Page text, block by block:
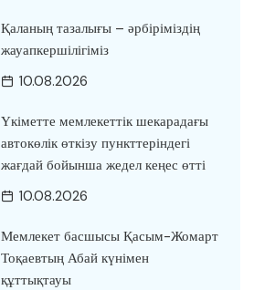
Қаланың тазалығы – әрбіріміздің
жауапкершілігіміз
10.08.2026
Үкіметте мемлекеттік шекарадағы
автокөлік өткізу пункттеріндегі
жағдай бойынша жедел кеңес өтті
10.08.2026
Мемлекет басшысы Қасым-Жомарт
Тоқаевтың Абай күнімен
құттықтауы